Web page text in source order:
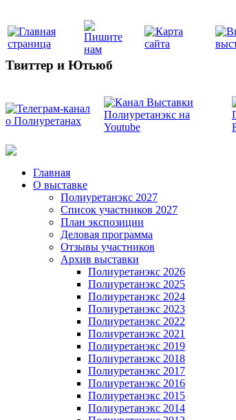
Твиттер и Ютьюб
Главная
О выставке
Полиуретанэкс 2027
Список участников 2027
План экспозиции
Деловая программа
Отзывы участников
Архив выставки
Полиуретанэкс 2026
Полиуретанэкс 2025
Полиуретанэкс 2024
Полиуретанэкс 2023
Полиуретанэкс 2022
Полиуретанэкс 2021
Полиуретанэкс 2019
Полиуретанэкс 2018
Полиуретанэкс 2017
Полиуретанэкс 2016
Полиуретанэкс 2015
Полиуретанэкс 2014